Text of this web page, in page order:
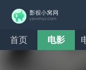
首页 电影